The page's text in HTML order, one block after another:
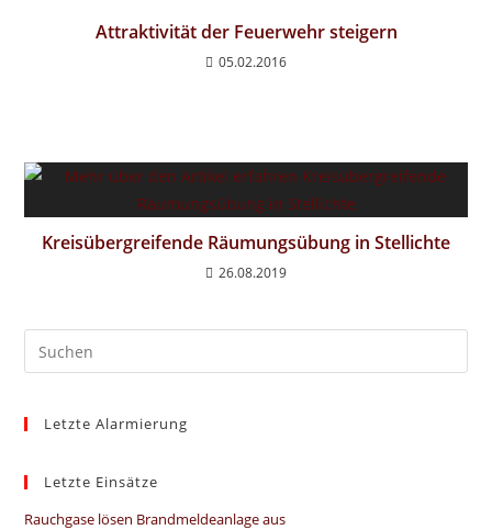
Attraktivität der Feuerwehr steigern
05.02.2016
Kreisübergreifende Räumungsübung in Stellichte
26.08.2019
Letzte Alarmierung
Letzte Einsätze
Rauchgase lösen Brandmeldeanlage aus